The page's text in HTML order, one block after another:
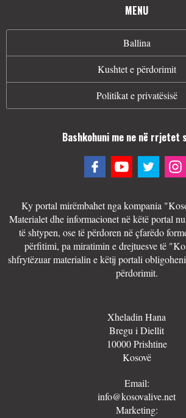
MENU
Ballina
Kushtet e përdorimit
Politikat e privatësisë
Bashkohuni me ne në rrjetet
Ky portal mirëmbahet nga kompania
Materialet dhe informacionet në këtë portal
të shtypen, ose të përdoren në çfarëdo
përfitimi, pa miratimin e drejtuesve të
shfrytëzuar materialin e këtij portali
përdorimit.
Xheladin Hana
Bregu i Diellit
10000 Prishtine
Kosovë
Email:
info@kosovalive.net
Marketing: